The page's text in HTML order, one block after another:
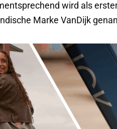
wird als
Marke VanDijk